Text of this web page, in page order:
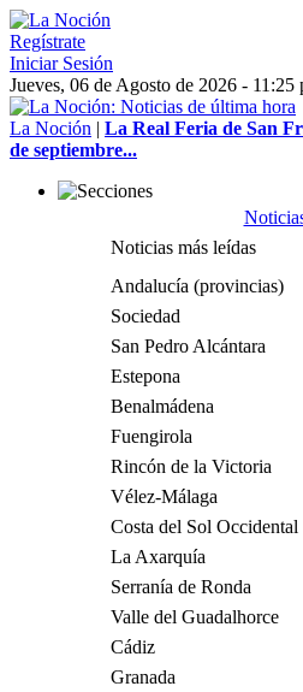
Regístrate
Iniciar Sesión
Jueves, 06 de Agosto de 2026 - 11:25
La Noción | La Real Feria de San
de septiembre...
Noticias más leídas
Andalucía (provincias)
Sociedad
San Pedro Alcántara
Estepona
Benalmádena
Fuengirola
Rincón de la Victoria
Vélez-Málaga
Costa del Sol Occidental
La Axarquía
Serranía de Ronda
Valle del Guadalhorce
Cádiz
Granada